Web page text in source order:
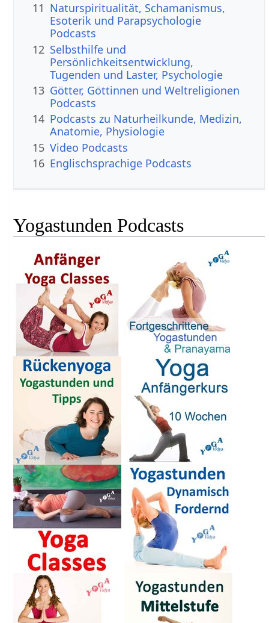
11 Naturspiritualität, Schamanismus,
Esoterik und Parapsychologie
Podcasts
12 Selbsthilfe und
Persönlichkeitsentwicklung,
Tugenden und Laster, Psychologie
13 Götter, Göttinnen und Weltreligionen
Podcasts
14 Podcasts zu Naturheilkunde, Medizin,
Anatomie, Physiologie
15 Video Podcasts
16 Englischsprachige Podcasts
Yogastunden Podcasts